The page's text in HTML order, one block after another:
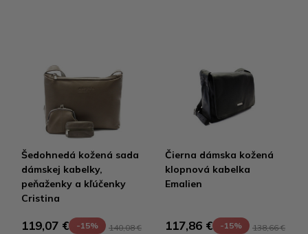
Šedohnedá kožená sada
dámskej kabelky,
peňaženky a kľúčenky
Cristina
119,07 € -15% 140,08 €
Čierna dámska kožená
klopnová kabelka
Emalien
117,86 € -15% 138,66 €